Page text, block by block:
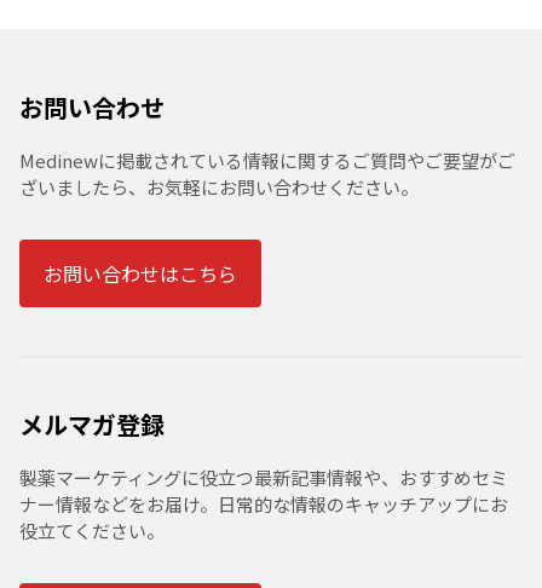
お問い合わせ
Medinewに掲載されている情報に関するご質問やご要望がご
ざいましたら、お気軽にお問い合わせください。
お問い合わせはこちら
メルマガ登録
製薬マーケティングに役立つ最新記事情報や、おすすめセミ
ナー情報などをお届け。日常的な情報のキャッチアップにお
役立てください。